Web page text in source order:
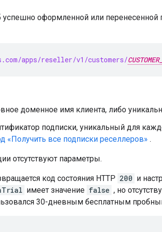
успешно оформленной или
apps/reseller/v1/customers/
доменное имя клиента, либо
подписки, уникальный для
«Получить все подписки реселлеров» .
отсутствуют параметры.
код состояния HTTP 200 и
имеет значение false , но
30-дневным бесплатным